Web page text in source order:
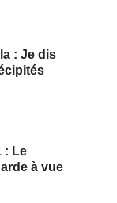
: Je dis
: Le
à vue